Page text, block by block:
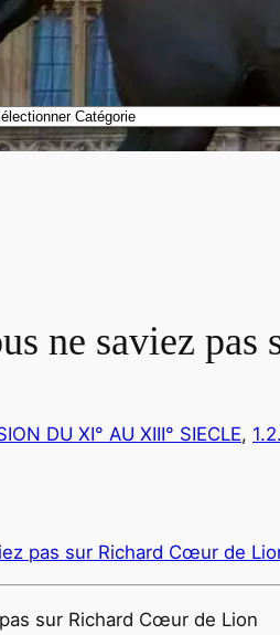
ne saviez
DU XI° AU XIII° SIECLE,
pas sur Richard Cœur de
sur Richard Cœur de Lion